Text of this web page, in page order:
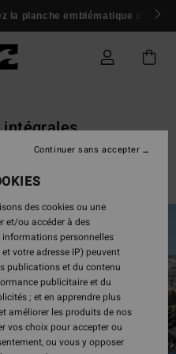
la planche emblématique d'Andy
intégrales
des cookies ou une
et/ou accéder à des
personnelles
votre adresse IP) peuvent
publications et du contenu
publicitaire et du
; et en apprendre plus
améliorer les produits de nos
vos choix pour accepter ou
ou vous y opposer
Continuer sans accepter